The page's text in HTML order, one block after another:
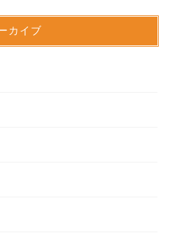
カイブ